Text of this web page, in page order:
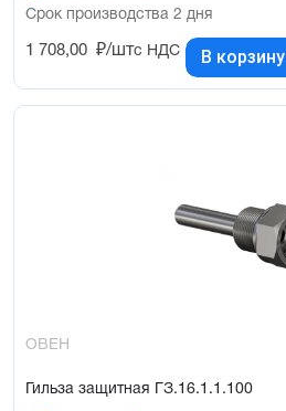
Срок производства 2 дня
1 708,00 ₽/штс НДС В корзину
ОВЕН
Гильза защитная ГЗ.16.1.1.100